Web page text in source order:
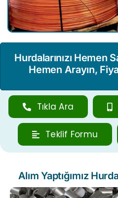
Hurdalarınızı Hemen
Hemen Arayın,
Tıkla Ara
Teklif Formu
Alım Yaptığımız